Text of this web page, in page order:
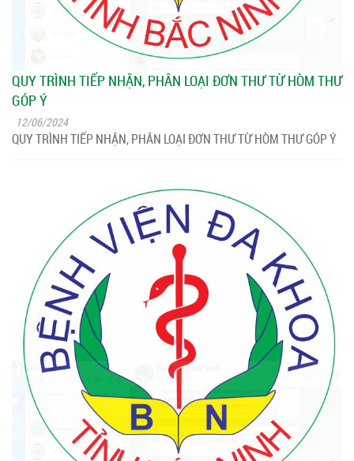
QUY TRÌNH TIẾP NHẬN, PHÂN LOẠI ĐƠN THƯ TỪ HÒM THƯ
GÓP Ý
12/06/2024
QUY TRÌNH TIẾP NHẬN, PHÂN LOẠI ĐƠN THƯ TỪ HÒM THƯ GÓP Ý